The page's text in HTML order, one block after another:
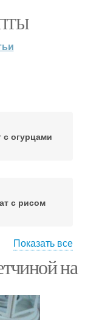
с огурцами
с рисом
с капустой
Показать все
на